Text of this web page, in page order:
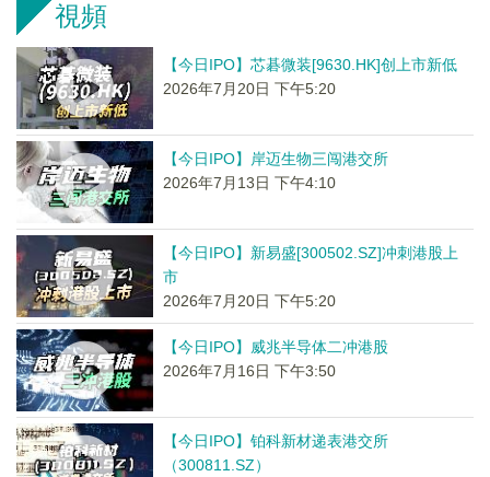
視頻
【今日IPO】芯碁微装[9630.HK]创上市新低
2026年7月20日 下午5:20
【今日IPO】岸迈生物三闯港交所
2026年7月13日 下午4:10
【今日IPO】新易盛[300502.SZ]冲刺港股上
市
2026年7月20日 下午5:20
【今日IPO】威兆半导体二冲港股
2026年7月16日 下午3:50
【今日IPO】铂科新材递表港交所
（300811.SZ）